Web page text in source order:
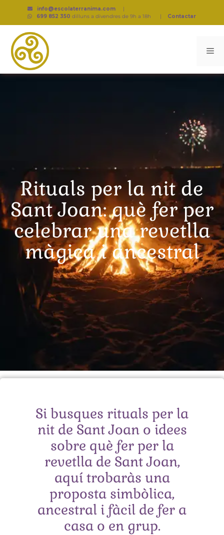
info@escolaterranima.com |
699 852 350 dilluns a divendres de 9h a 18h | Contactar
Rituals per la nit de
Sant Joan: què fer per
celebrar una revetlla
màgica i ancestral
Si busques rituals per la
nit de Sant Joan o idees
sobre què fer per la
revetlla de Sant Joan,
aquí trobaràs una
proposta simbòlica,
ancestral i fàcil de fer a
casa o en grup.